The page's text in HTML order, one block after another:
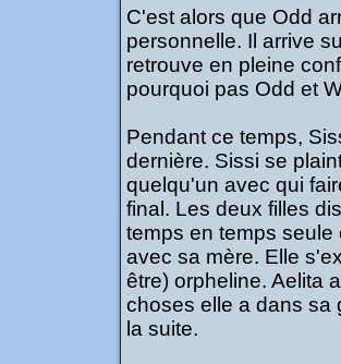
C'est alors que Odd
personnelle. Il arrive
retrouve en pleine
pourquoi pas Odd et
Pendant ce temps,
dernière. Sissi se
quelqu'un avec qui
final. Les deux filles
temps en temps
avec sa mère. Elle
être) orpheline. Aelita
choses elle a dans sa
la suite.